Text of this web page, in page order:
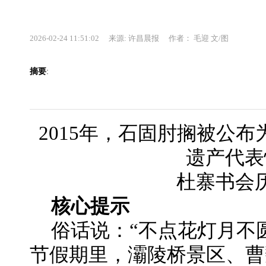
2026-02-24 11:51:02 来源: 许昌晨报 作者： 毛迎 文/图
摘要:
2015年，石固肘搁被公
遗产代
杜寨书会
核心提示
俗话说：“不点花灯月不
节假期里，灞陵桥景区、